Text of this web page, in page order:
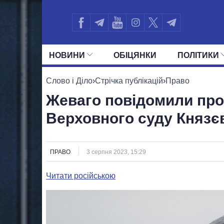
НОВИНИ ОБIЦЯНКИ ПОЛIТИКИ
УСІ ПОЛІТИКИ ПРЕЗИДЕНТ І ОФІС
Слово і Діло›Стрічка публікацій›Право
Жеваго повідомили про
Верховного суду
ПРАВО 3 серпня 2023, 15:29
Читати російською